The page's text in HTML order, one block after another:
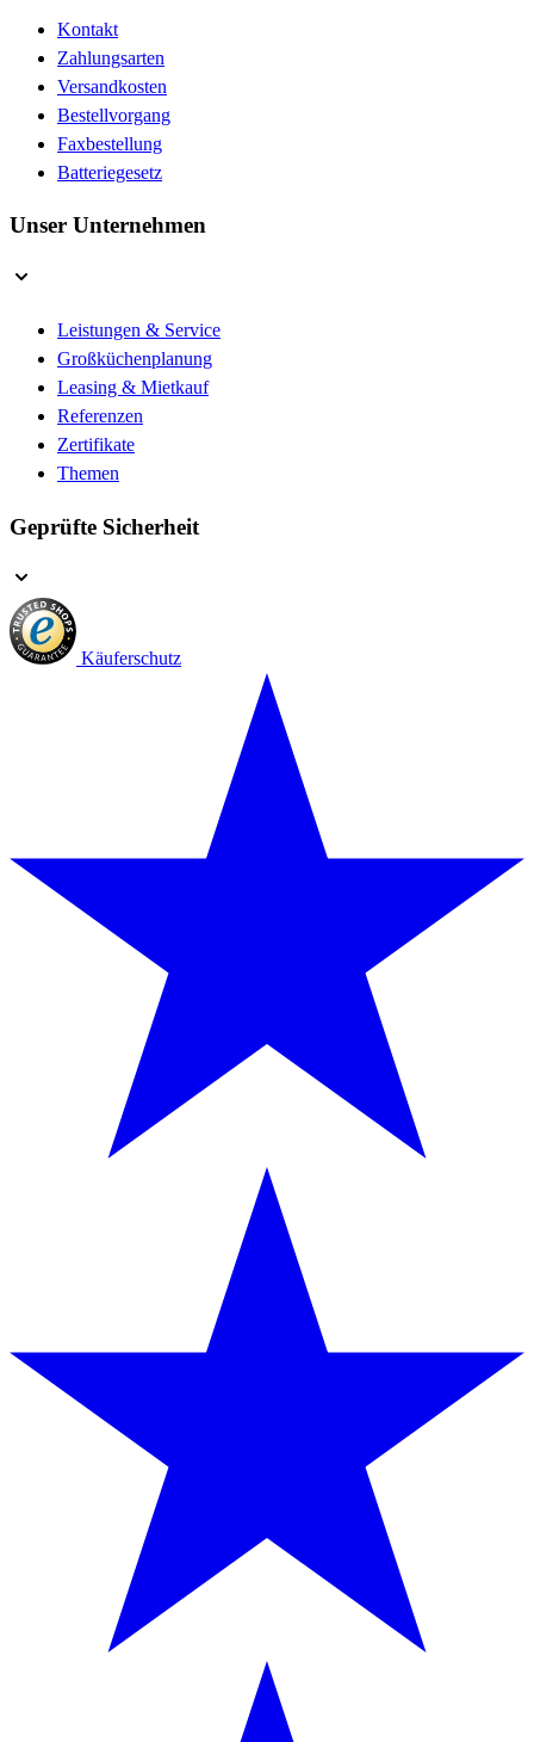
Kontakt
Zahlungsarten
Versandkosten
Bestellvorgang
Faxbestellung
Batteriegesetz
Unser Unternehmen
Leistungen & Service
Großküchenplanung
Leasing & Mietkauf
Referenzen
Zertifikate
Themen
Geprüfte Sicherheit
Käuferschutz